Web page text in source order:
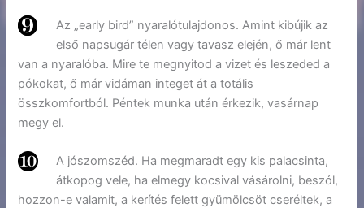
Az „early bird” nyaralótulajdonos. Amint kibújik az
első napsugár télen vagy tavasz elején, ő már lent
van a nyaralóba. Mire te megnyitod a vizet és leszeded a
pókokat, ő már vidáman integet át a totális
összkomfortból. Péntek munka után érkezik, vasárnap
megy el.
A jószomszéd. Ha megmaradt egy kis palacsinta,
átkopog vele, ha elmegy kocsival vásárolni, beszól,
hozzon-e valamit, a kerítés felett gyümölcsöt cseréltek, a